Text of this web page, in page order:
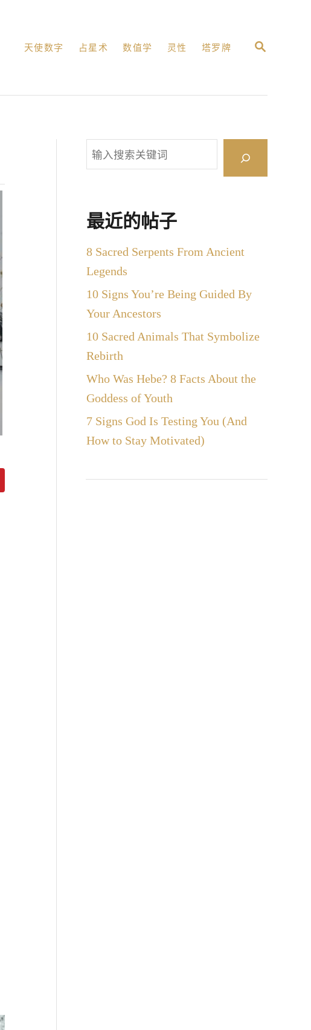
搜
天使数字 占星术 数值学 灵性 塔罗牌
搜
索
最近的帖子
8 Sacred Serpents From Ancient
Legends
10 Signs You’re Being Guided By
Your Ancestors
10 Sacred Animals That Symbolize
Rebirth
Who Was Hebe? 8 Facts About the
Goddess of Youth
7 Signs God Is Testing You (And
How to Stay Motivated)